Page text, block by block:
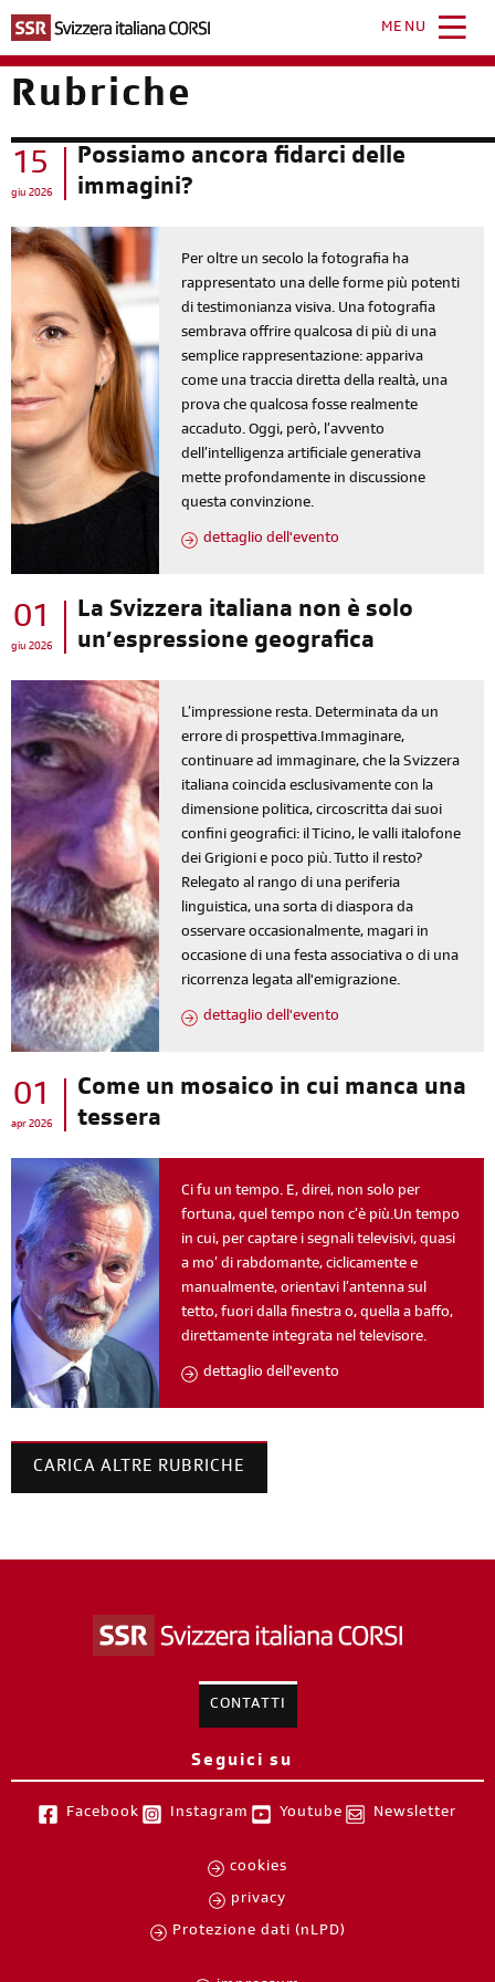
contenuto
principale
MENU
Rubriche
15
giu 2026
Possiamo ancora fidarci delle
immagini?
Per oltre un secolo la fotografia ha
rappresentato una delle forme più potenti
di testimonianza visiva. Una fotografia
sembrava offrire qualcosa di più di una
semplice rappresentazione: appariva
come una traccia diretta della realtà, una
prova che qualcosa fosse realmente
accaduto. Oggi, però, l’avvento
dell’intelligenza artificiale generativa
mette profondamente in discussione
questa convinzione.
dettaglio dell'evento
01
giu 2026
La Svizzera italiana non è solo
un’espressione geografica
L’impressione resta. Determinata da un
errore di prospettiva.Immaginare,
continuare ad immaginare, che la Svizzera
italiana coincida esclusivamente con la
dimensione politica, circoscritta dai suoi
confini geografici: il Ticino, le valli italofone
dei Grigioni e poco più. Tutto il resto?
Relegato al rango di una periferia
linguistica, una sorta di diaspora da
osservare occasionalmente, magari in
occasione di una festa associativa o di una
ricorrenza legata all'emigrazione.
dettaglio dell'evento
01
apr 2026
Come un mosaico in cui manca una
tessera
Ci fu un tempo. E, direi, non solo per
fortuna, quel tempo non c’è più.Un tempo
in cui, per captare i segnali televisivi, quasi
a mo’ di rabdomante, ciclicamente e
manualmente, orientavi l’antenna sul
tetto, fuori dalla finestra o, quella a baffo,
direttamente integrata nel televisore.
dettaglio dell'evento
CARICA ALTRE RUBRICHE
CONTATTI
Seguici su
Facebook Instagram Youtube Newsletter
cookies
privacy
Protezione dati (nLPD)